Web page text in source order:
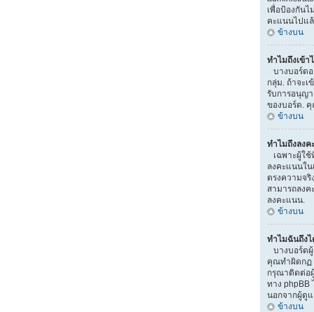
เพื่อป้องกันไ
คะแนนไปแ
ข้างบน
ทำไมถึงเข้า
บางบอร์ด
กลุ่ม. ถ้าจะ
รับการอนุญ
ของบอร์ด.
ข้างบน
ทำไมถึงลง
เฉพาะผู้ใ
ลงคะแนนใ
ตรงความจ
สามารถลง
ลงคะแนน.
ข้างบน
ทำไมฉันถึง
บางบอร์ด
คุณทำผิดกฏ
กรุณาติดต่อ
ทาง phpBB
นอกจากผู้ดู
ข้างบน